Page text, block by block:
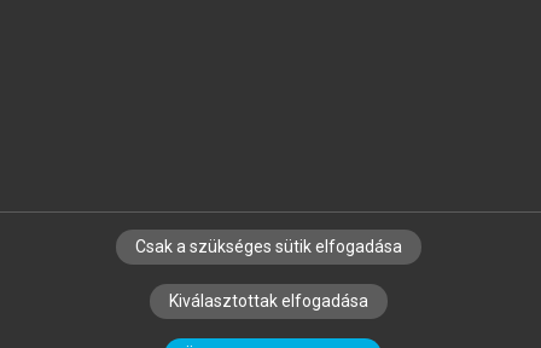
SZERZŐKNEK CÉGEKNEK KÖNYVTÁROSOKNAK
SZERKESZTÉSI ÉS LEKTORÁLÁSI ALAPELVEK
Csak a szükséges sütik elfogadása
Kiválasztottak elfogadása